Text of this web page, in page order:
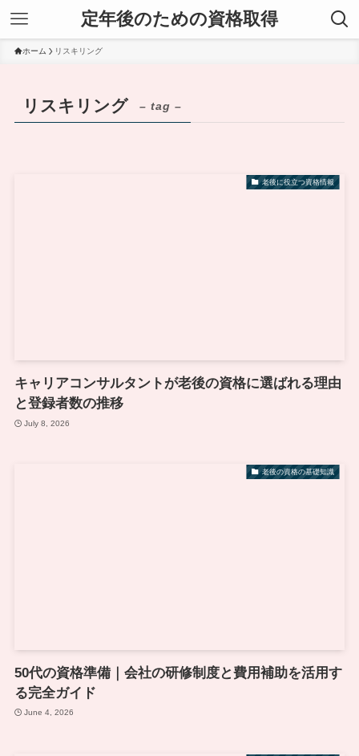
定年後のための資格取得
ホーム リスキリング
リスキリング – tag –
老後に役立つ資格情報
キャリアコンサルタントが老後の資格に選ばれる理由
と登録者数の推移
July 8, 2026
老後の資格の基礎知識
50代の資格準備｜会社の研修制度と費用補助を活用す
る完全ガイド
June 4, 2026